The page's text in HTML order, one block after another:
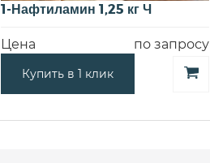
1-Нафтиламин 1,25 кг Ч
Цена по запросу
Купить в 1 клик